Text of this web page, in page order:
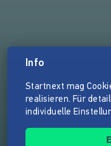
Info
Startnext mag
realisieren. Für
individuelle